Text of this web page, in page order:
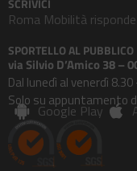
Roma Mobilità risponde
SPORTELLO AL PUBBLICO
via Silvio D’Amico 38 –
Dal lunedì al venerdì
Solo su appuntamento
Google Play